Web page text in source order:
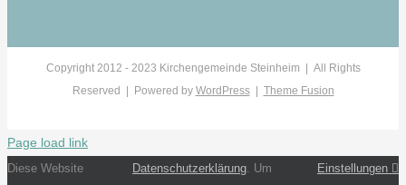
Copyright 2012 - 2023 Kirchengemeinde Steinheim | All Rights
Reserved | Powered by WordPress| Theme Fusion
Page load link
Diese Website
Datenschutzerklärung. Um
Einstellungen